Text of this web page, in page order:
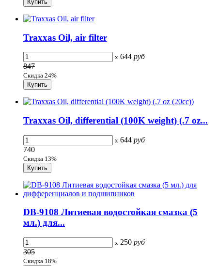
Traxxas Oil, air filter
x 644 руб
847
Скидка 24%
Traxxas Oil, differential (100K weight) (.7 oz...
x 644 руб
740
Скидка 13%
DB-9108 Литиевая водостойкая смазка (5
мл.) для...
x 250 руб
305
Скидка 18%